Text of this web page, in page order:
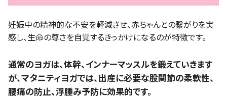
妊娠中の精神的な不安を軽減させ、赤ちゃんとの繋がりを実
感し、生命の尊さを自覚するきっかけになるのが特徴です。
通常のヨガは、体幹、インナーマッスルを鍛えていきます
が、マタニティヨガでは、出産に必要な股関節の柔軟性、
腰痛の防止、浮腫み予防に効果的です。